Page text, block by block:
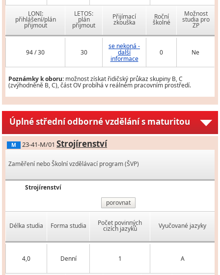
LONI:
přihlášení/plán
přijmout
LETOS:
plán
přijmout
Přijímací
zkouška
Roční
školné
Možnost
studia pro
ZP
94 / 30 30
se nekoná -
další
informace
0 Ne
Poznámky k oboru: možnost získat řidičský průkaz skupiny B, C
(zvýhodněně B, C), část OV probíhá v reálném pracovním prostředí.
Úplné střední odborné vzdělání s maturitou
M 23-41-M/01 Strojírenství
Zaměření nebo Školní vzdělávací program (ŠVP)
Strojírenství
porovnat
Délka studia Forma studia Počet povinných
cizích jazyků Vyučované jazyky
4,0 Denní 1 A